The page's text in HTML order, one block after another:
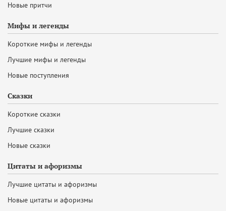
Новые притчи
Мифы и легенды
Короткие мифы и легенды
Лучшие мифы и легенды
Новые поступления
Сказки
Короткие сказки
Лучшие сказки
Новые сказки
Цитаты и афоризмы
Лучшие цитаты и афоризмы
Новые цитаты и афоризмы